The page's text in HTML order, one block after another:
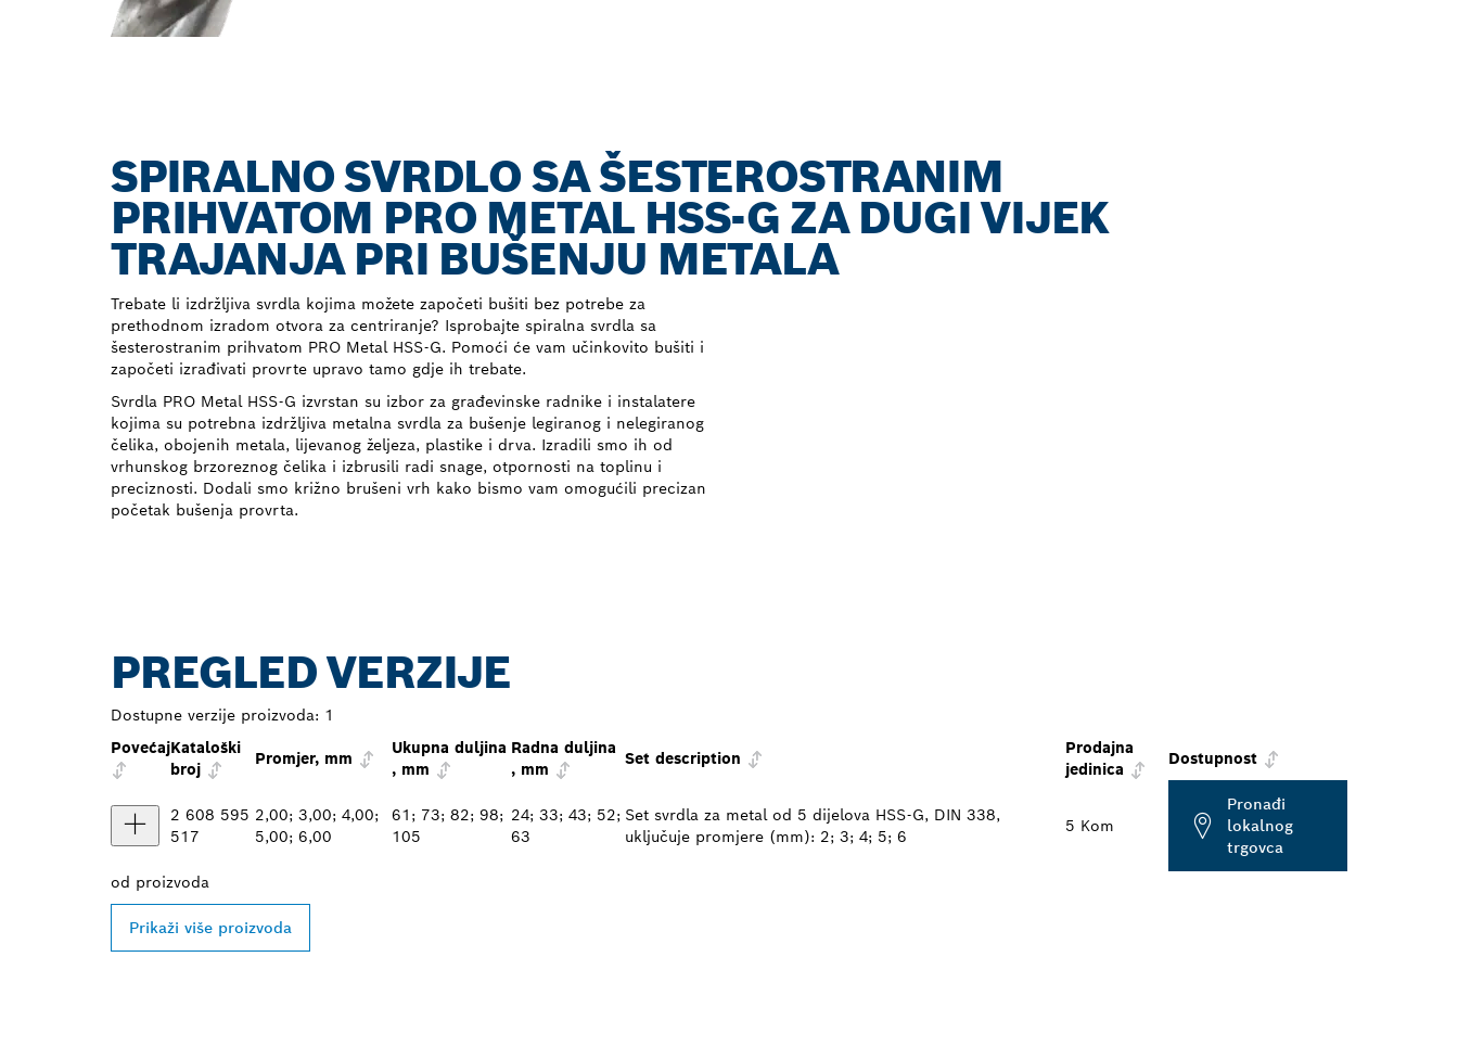
SPIRALNO SVRDLO SA ŠESTEROSTRANIM
PRIHVATOM PRO METAL HSS-G ZA DUGI VIJEK
TRAJANJA PRI BUŠENJU METALA
Trebate li izdržljiva svrdla kojima možete započeti bušiti bez potrebe za
prethodnom izradom otvora za centriranje? Isprobajte spiralna svrdla sa
šesterostranim prihvatom PRO Metal HSS-G. Pomoći će vam učinkovito bušiti i
započeti izrađivati provrte upravo tamo gdje ih trebate.
Svrdla PRO Metal HSS-G izvrstan su izbor za građevinske radnike i instalatere
kojima su potrebna izdržljiva metalna svrdla za bušenje legiranog i nelegiranog
čelika, obojenih metala, lijevanog željeza, plastike i drva. Izradili smo ih od
vrhunskog brzoreznog čelika i izbrusili radi snage, otpornosti na toplinu i
preciznosti. Dodali smo križno brušeni vrh kako bismo vam omogućili precizan
početak bušenja provrta.
PREGLED VERZIJE
Dostupne verzije proizvoda: 1
PovećajKataloški
broj
Promjer, mm
Ukupna duljina
, mm
Radna duljina
, mm
Set description
Prodajna
jedinica
Dostupnost
2 608 595
517
2,00; 3,00; 4,00;
5,00; 6,00
61; 73; 82; 98;
105
24; 33; 43; 52;
63
Set svrdla za metal od 5 dijelova HSS-G, DIN 338,
uključuje promjere (mm): 2; 3; 4; 5; 6
5 Kom
Pronađi
lokalnog
trgovca
od proizvoda
Prikaži više proizvoda